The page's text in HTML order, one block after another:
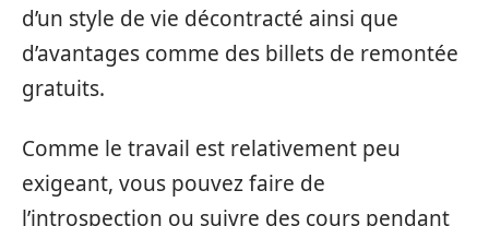
d’un style de vie décontracté ainsi que
d’avantages comme des billets de remontée
gratuits.
Comme le travail est relativement peu
exigeant, vous pouvez faire de
l’introspection ou suivre des cours pendant